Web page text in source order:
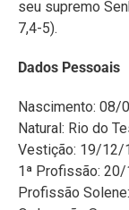
Achou essa